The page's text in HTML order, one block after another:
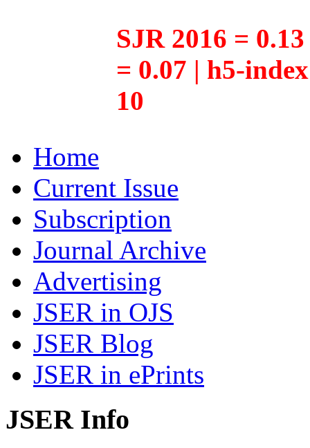
SJR 2016 =
= 0.07 | h5-
10
Home
Current Issue
Subscription
Journal Archive
Advertising
JSER in OJS
JSER Blog
JSER in ePrints
JSER Info